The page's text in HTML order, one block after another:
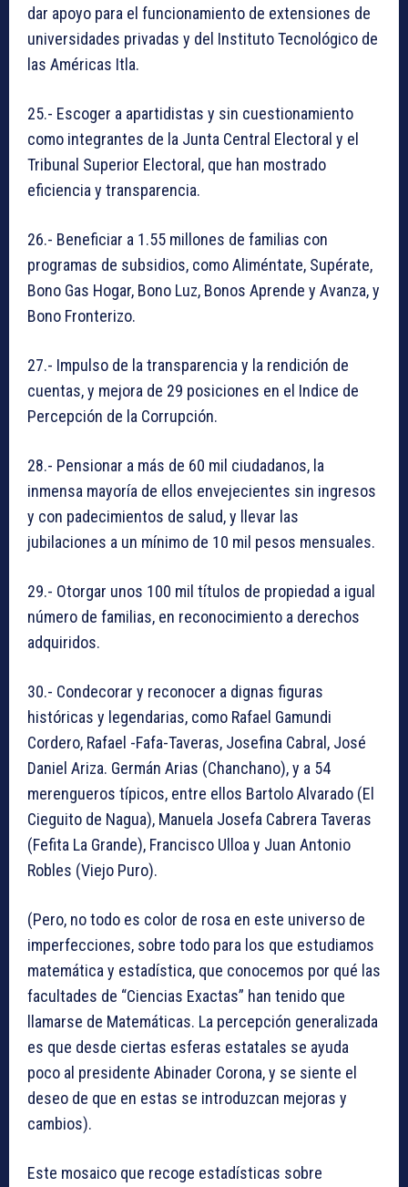
dar apoyo para el funcionamiento de extensiones de
universidades privadas y del Instituto Tecnológico de
las Américas Itla.
25.- Escoger a apartidistas y sin cuestionamiento
como integrantes de la Junta Central Electoral y el
Tribunal Superior Electoral, que han mostrado
eficiencia y transparencia.
26.- Beneficiar a 1.55 millones de familias con
programas de subsidios, como Aliméntate, Supérate,
Bono Gas Hogar, Bono Luz, Bonos Aprende y Avanza, y
Bono Fronterizo.
27.- Impulso de la transparencia y la rendición de
cuentas, y mejora de 29 posiciones en el Indice de
Percepción de la Corrupción.
28.- Pensionar a más de 60 mil ciudadanos, la
inmensa mayoría de ellos envejecientes sin ingresos
y con padecimientos de salud, y llevar las
jubilaciones a un mínimo de 10 mil pesos mensuales.
29.- Otorgar unos 100 mil títulos de propiedad a igual
número de familias, en reconocimiento a derechos
adquiridos.
30.- Condecorar y reconocer a dignas figuras
históricas y legendarias, como Rafael Gamundi
Cordero, Rafael -Fafa-Taveras, Josefina Cabral, José
Daniel Ariza. Germán Arias (Chanchano), y a 54
merengueros típicos, entre ellos Bartolo Alvarado (El
Cieguito de Nagua), Manuela Josefa Cabrera Taveras
(Fefita La Grande), Francisco Ulloa y Juan Antonio
Robles (Viejo Puro).
(Pero, no todo es color de rosa en este universo de
imperfecciones, sobre todo para los que estudiamos
matemática y estadística, que conocemos por qué las
facultades de “Ciencias Exactas” han tenido que
llamarse de Matemáticas. La percepción generalizada
es que desde ciertas esferas estatales se ayuda
poco al presidente Abinader Corona, y se siente el
deseo de que en estas se introduzcan mejoras y
cambios).
Este mosaico que recoge estadísticas sobre